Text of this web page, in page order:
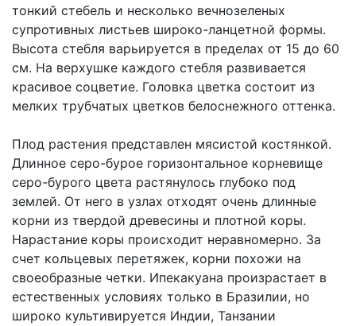
тонкий стебель и несколько вечнозеленых
супротивных листьев широко-ланцетной формы.
Высота стебля варьируется в пределах от 15 до 60
см. На верхушке каждого стебля развивается
красивое соцветие. Головка цветка состоит из
мелких трубчатых цветков белоснежного оттенка.
Плод растения представлен мясистой костянкой.
Длинное серо-бурое горизонтальное корневище
серо-бурого цвета растянулось глубоко под
землей. От него в узлах отходят очень длинные
корни из твердой древесины и плотной коры.
Нарастание коры происходит неравномерно. За
счет кольцевых перетяжек, корни похожи на
своеобразные четки. Ипекакуана произрастает в
естественных условиях только в Бразилии, но
широко культивируется Индии, Танзании